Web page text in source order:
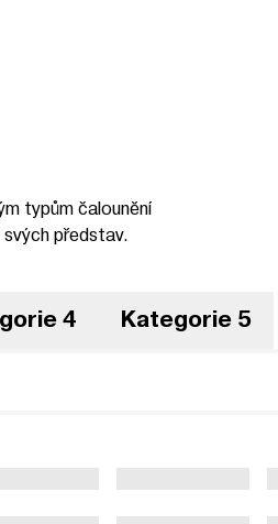
typům čalounění
představ.
4 Kategorie 5